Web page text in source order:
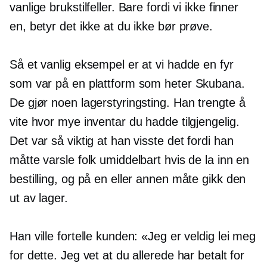
vanlige brukstilfeller. Bare fordi vi ikke finner
en, betyr det ikke at du ikke bør prøve.
Så et vanlig eksempel er at vi hadde en fyr
som var på en plattform som heter Skubana.
De gjør noen lagerstyringsting. Han trengte å
vite hvor mye inventar du hadde tilgjengelig.
Det var så viktig at han visste det fordi han
måtte varsle folk umiddelbart hvis de la inn en
bestilling, og på en eller annen måte gikk den
ut av lager.
Han ville fortelle kunden: «Jeg er veldig lei meg
for dette. Jeg vet at du allerede har betalt for